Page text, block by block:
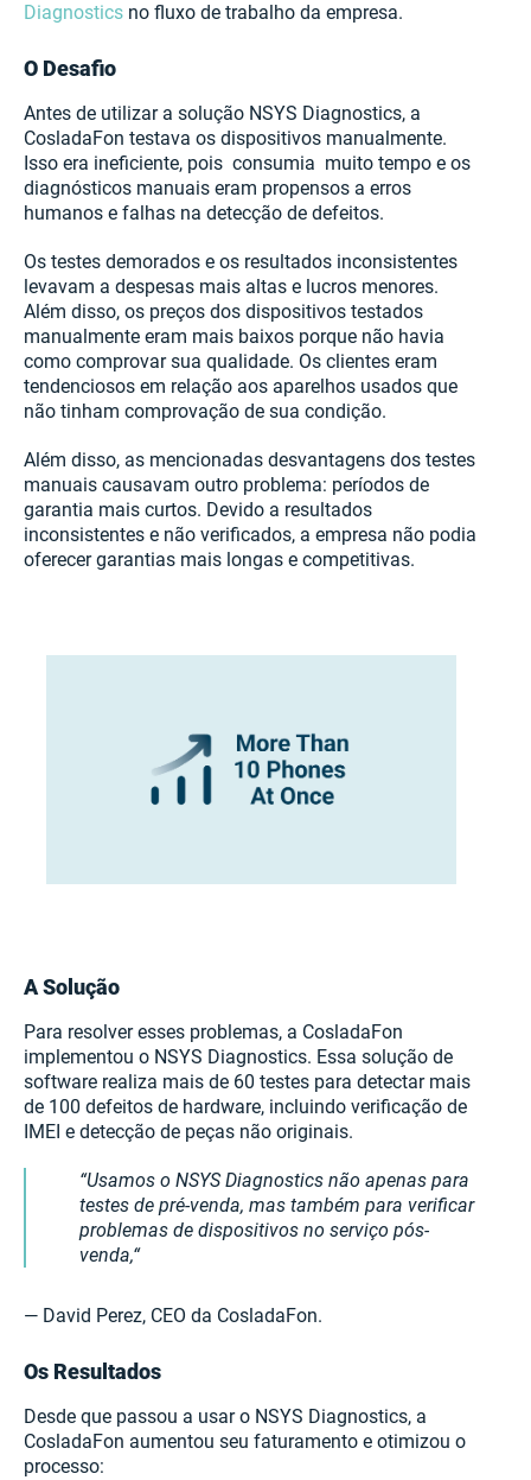
Diagnostics no fluxo de trabalho da empresa.
O Desafio
Antes de utilizar a solução NSYS Diagnostics, a
CosladaFon testava os dispositivos manualmente.
Isso era ineficiente, pois consumia muito tempo e os
diagnósticos manuais eram propensos a erros
humanos e falhas na detecção de defeitos.
Os testes demorados e os resultados inconsistentes
levavam a despesas mais altas e lucros menores.
Além disso, os preços dos dispositivos testados
manualmente eram mais baixos porque não havia
como comprovar sua qualidade. Os clientes eram
tendenciosos em relação aos aparelhos usados que
não tinham comprovação de sua condição.
Além disso, as mencionadas desvantagens dos testes
manuais causavam outro problema: períodos de
garantia mais curtos. Devido a resultados
inconsistentes e não verificados, a empresa não podia
oferecer garantias mais longas e competitivas.
A Solução
Para resolver esses problemas, a CosladaFon
implementou o NSYS Diagnostics. Essa solução de
software realiza mais de 60 testes para detectar mais
de 100 defeitos de hardware, incluindo verificação de
IMEI e detecção de peças não originais.
Usamos o NSYS Diagnostics não apenas para
testes de pré-venda, mas também para verificar
problemas de dispositivos no serviço pós-
venda,
— David Perez, CEO da CosladaFon.
Os Resultados
Desde que passou a usar o NSYS Diagnostics, a
CosladaFon aumentou seu faturamento e otimizou o
processo: